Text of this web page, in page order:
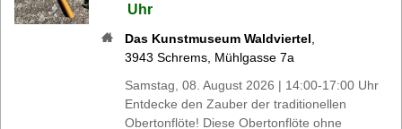
Uhr
Das Kunstmuseum Waldviertel
3943 Schrems Mühlgasse 7a
Samstag, 08. August 2026 | 14:00-17:00 Uhr
Entdecke den Zauber der traditionellen
Obertonflöte! Diese Obertonflöte ohne